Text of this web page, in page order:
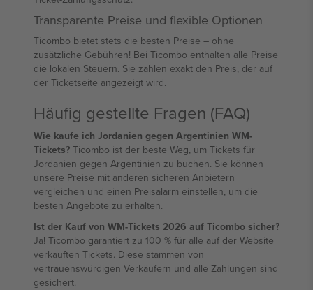
Transparente Preise und flexible Optionen
Ticombo bietet stets die besten Preise – ohne
zusätzliche Gebühren! Bei Ticombo enthalten alle Preise
die lokalen Steuern. Sie zahlen exakt den Preis, der auf
der Ticketseite angezeigt wird.
Häufig gestellte Fragen (FAQ)
Wie kaufe ich Jordanien gegen Argentinien WM-
Tickets? Ticombo ist der beste Weg, um Tickets für
Jordanien gegen Argentinien zu buchen. Sie können
unsere Preise mit anderen sicheren Anbietern
vergleichen und einen Preisalarm einstellen, um die
besten Angebote zu erhalten.
Ist der Kauf von WM-Tickets 2026 auf Ticombo sicher?
Ja! Ticombo garantiert zu 100 % für alle auf der Website
verkauften Tickets. Diese stammen von
vertrauenswürdigen Verkäufern und alle Zahlungen sind
gesichert.